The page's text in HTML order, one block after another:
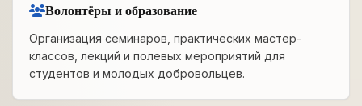
Волонтёры и образование
Организация семинаров, практических мастер-
классов, лекций и полевых мероприятий для
студентов и молодых добровольцев.